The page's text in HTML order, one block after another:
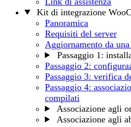
Kit di integrazione
Panoramica
Requisiti del server
Aggiornamento da
Passaggio 1:
Passaggio 2:
Passaggio 3: verifica
Passaggio 4:
compilati
Associazione agli
Associazione agli